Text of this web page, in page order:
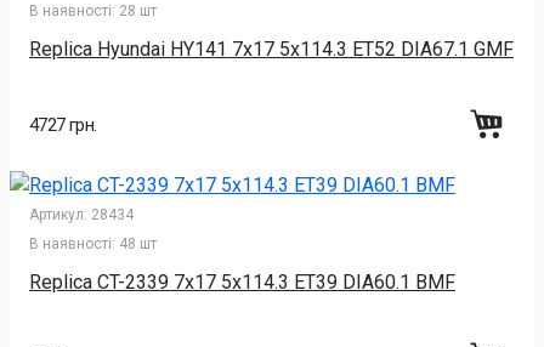
В наявності: 28 шт
Replica Hyundai HY141 7x17 5x114.3 ET52 DIA67.1 GMF
4727 грн.
Артикул: 28434
В наявності: 48 шт
Replica CT-2339 7x17 5x114.3 ET39 DIA60.1 BMF